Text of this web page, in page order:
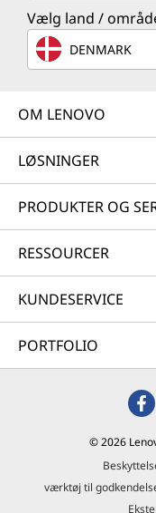
Vælg land /
DENMARK
OM LENOVO
LØSNINGER
PRODUKTER OG
RESSOURCER
KUNDESERVICE
PORTFOLIO
© 2026
værktøj til